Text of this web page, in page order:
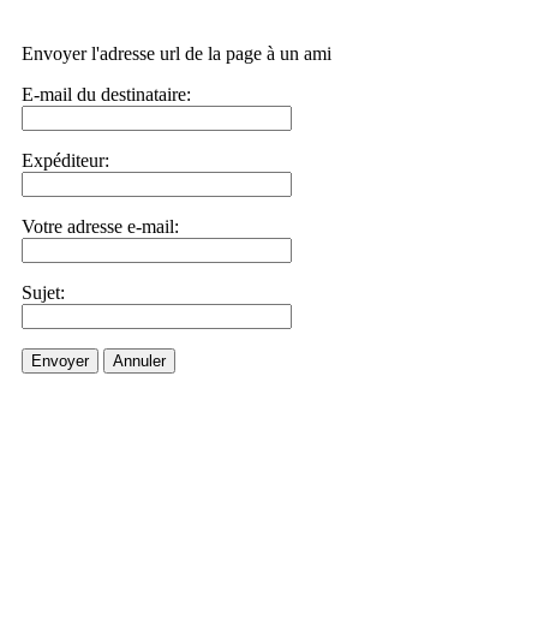
Envoyer l'adresse url de la page à un ami
E-mail du destinataire:
Expéditeur:
Votre adresse e-mail:
Sujet:
Envoyer Annuler